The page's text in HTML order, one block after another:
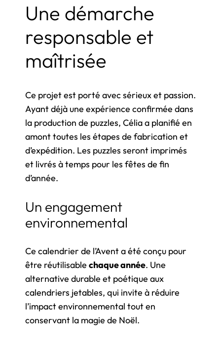
Une démarche
responsable et
maîtrisée
Ce projet est porté avec sérieux et passion.
Ayant déjà une expérience confirmée dans
la production de puzzles, Célia a planifié en
amont toutes les étapes de fabrication et
d’expédition. Les puzzles seront imprimés
et livrés à temps pour les fêtes de fin
d’année.
Un engagement
environnemental
Ce calendrier de l’Avent a été conçu pour
être réutilisable chaque année. Une
alternative durable et poétique aux
calendriers jetables, qui invite à réduire
l’impact environnemental tout en
conservant la magie de Noël.